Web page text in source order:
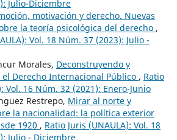
Julio-Diciembre
motivación y derecho. Nuevas
la teoría psicológica del derecho ,
Vol. 18 Núm. 37 (2023): Julio -
Morales, Deconstruyendo y
Derecho Internacional Público , Ratio
Vol. 16 Núm. 32 (2021): Enero-Junio
Restrepo, Mirar al norte y
la nacionalidad: la política exterior
1920 , Ratio Juris (UNAULA): Vol. 18
Julio - Diciembre